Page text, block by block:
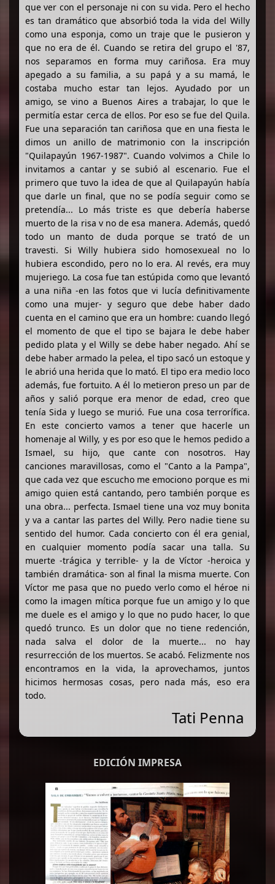
que ver con el personaje ni con su vida. Pero el hecho
es tan dramático que absorbió toda la vida del Willy
como una esponja, como un traje que le pusieron y
que no era de él. Cuando se retira del grupo el '87,
nos separamos en forma muy cariñosa. Era muy
apegado a su familia, a su papá y a su mamá, le
costaba mucho estar tan lejos. Ayudado por un
amigo, se vino a Buenos Aires a trabajar, lo que le
permitía estar cerca de ellos. Por eso se fue del Quila.
Fue una separación tan cariñosa que en una fiesta le
dimos un anillo de matrimonio con la inscripción
"Quilapayún 1967-1987". Cuando volvimos a Chile lo
invitamos a cantar y se subió al escenario. Fue el
primero que tuvo la idea de que al Quilapayún había
que darle un final, que no se podía seguir como se
pretendía... Lo más triste es que debería haberse
muerto de la risa v no de esa manera. Además, quedó
todo un manto de duda porque se trató de un
travesti. Si Willy hubiera sido homosexueal no lo
hubiera escondido, pero no lo era. Al revés, era muy
mujeriego. La cosa fue tan estúpida como que levantó
a una niña -en las fotos que vi lucía definitivamente
como una mujer- y seguro que debe haber dado
cuenta en el camino que era un hombre: cuando llegó
el momento de que el tipo se bajara le debe haber
pedido plata y el Willy se debe haber negado. Ahí se
debe haber armado la pelea, el tipo sacó un estoque y
le abrió una herida que lo mató. El tipo era medio loco
además, fue fortuito. A él lo metieron preso un par de
años y salió porque era menor de edad, creo que
tenía Sida y luego se murió. Fue una cosa terrorífica.
En este concierto vamos a tener que hacerle un
homenaje al Willy, y es por eso que le hemos pedido a
Ismael, su hijo, que cante con nosotros. Hay
canciones maravillosas, como el "Canto a la Pampa",
que cada vez que escucho me emociono porque es mi
amigo quien está cantando, pero también porque es
una obra... perfecta. Ismael tiene una voz muy bonita
y va a cantar las partes del Willy. Pero nadie tiene su
sentido del humor. Cada concierto con él era genial,
en cualquier momento podía sacar una talla. Su
muerte -trágica y terrible- y la de Víctor -heroica y
también dramática- son al final la misma muerte. Con
Víctor me pasa que no puedo verlo como el héroe ni
como la imagen mítica porque fue un amigo y lo que
me duele es el amigo y lo que no pudo hacer, lo que
quedó trunco. Es un dolor que no tiene redención,
nada salva el dolor de la muerte... no hay
resurrección de los muertos. Se acabó. Felizmente nos
encontramos en la vida, la aprovechamos, juntos
hicimos hermosas cosas, pero nada más, eso era
todo.
Tati Penna
EDICIÓN IMPRESA